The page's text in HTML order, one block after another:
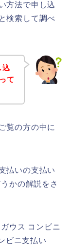
方法で申し込
検索して調べ
込
て
覧の方の中に
払いの支払い
かの解説をさ
ウス コンビニ
ビニ支払い